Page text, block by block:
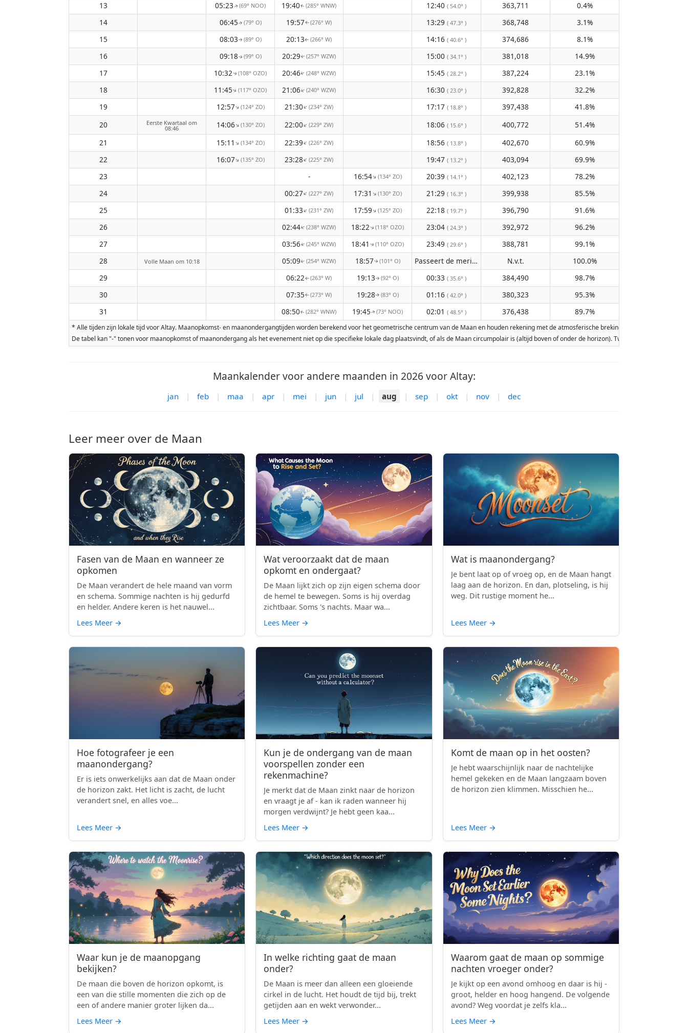
13
05:23↑(69° NOO) 19:40↑(285° WNW) 12:40 ( 54.0° ) 363,711
0.4%
14
06:45↑(79° O) 19:57↑(276° W) 13:29 ( 47.3° ) 368,748
3.1%
15
08:03↑ (89° O) 20:13↑(266° W) 14:16 ( 40.6° ) 374,686
8.1%
16
09:18↑(99° O) 20:29↑(257° WZW) 15:00 ( 34.1° ) 381,018
14.9%
17
10:32↑(108° OZO) 20:46↑(248° WZW) 15:45 ( 28.2° ) 387,224
23.1%
18
11:45↑(117° OZO) 21:06↑(240° WZW) 16:30 ( 23.0° ) 392,828
32.2%
19
12:57↑(124° ZO) 21:30↑(234° ZW) 17:17 ( 18.8° ) 397,438
41.8%
20
Eerste Kwartaal om
08:46 14:06↑(130° ZO) 22:00↑(229° ZW) 18:06 ( 15.6° ) 400,772
51.4%
21
15:11↑(134° ZO) 22:39↑(226° ZW) 18:56 ( 13.8° ) 402,670
60.9%
22
16:07↑(135° ZO) 23:28↑(225° ZW) 19:47 ( 13.2° ) 403,094
69.9%
23
- 16:54↑(134° ZO) 20:39 ( 14.1° ) 402,123
78.2%
24
00:27↑(227° ZW) 17:31↑(130° ZO) 21:29 ( 16.3° ) 399,938
85.5%
25
01:33↑(231° ZW) 17:59↑(125° ZO) 22:18 ( 19.7° ) 396,790
91.6%
26
02:44↑(238° WZW) 18:22↑(118° OZO) 23:04 ( 24.3° ) 392,972
96.2%
27
03:56↑(245° WZW) 18:41 ↑(110° OZO) 23:49 ( 29.6° ) 388,781
99.1%
28
Volle Maan om 10:18 05:09↑(254° WZW) 18:57↑(101° O) Passeert de meridiaan niet ( N.v.t. )
N.v.t.
100.0%
29
06:22↑(263° W) 19:13↑ (92° O) 00:33 ( 35.6° ) 384,490
98.7%
30
07:35↑(273° W) 19:28↑ (83° O) 01:16 ( 42.0° ) 380,323
95.3%
31
08:50↑(282° WNW) 19:45↑(73° NOO) 02:01 ( 48.5° ) 376,438 89.7%
* Alle tijden zijn lokale tijd voor Altay. Maanopkomst- en maanondergangtijden worden berekend voor het geometrische centrum van de Maan en houden rekening met de atmosferische breking van de Aarde. Data
De tabel kan "-" tonen voor maanopkomst of maanondergang als het evenement niet op die specifieke lokale dag plaatsvindt, of als de Maan circumpolair is (altijd boven of onder de horizon). Twee maanopkomsten
Maankalender voor andere maanden in 2026 voor Altay:
jan | feb | maa | apr | mei | jun | jul | aug | sep | okt | nov | dec
Leer meer over de Maan
Fasen van de Maan en wanneer ze
opkomen
De Maan verandert de hele maand van vorm
en schema. Sommige nachten is hij gedurfd
en helder. Andere keren is het nauwel...
Lees Meer →
Wat veroorzaakt dat de maan
opkomt en ondergaat?
De Maan lijkt zich op zijn eigen schema door
de hemel te bewegen. Soms is hij overdag
zichtbaar. Soms 's nachts. Maar wa...
Lees Meer →
Wat is maanondergang?
Je bent laat op of vroeg op, en de Maan hangt
laag aan de horizon. En dan, plotseling, is hij
weg. Dit rustige moment he...
Lees Meer →
Hoe fotografeer je een
maanondergang?
Er is iets onwerkelijks aan dat de Maan onder
de horizon zakt. Het licht is zacht, de lucht
verandert snel, en alles voe...
Lees Meer →
Kun je de ondergang van de maan
voorspellen zonder een
rekenmachine?
Je merkt dat de Maan zinkt naar de horizon
en vraagt je af - kan ik raden wanneer hij
morgen verdwijnt? Je hebt geen kaa...
Lees Meer →
Komt de maan op in het oosten?
Je hebt waarschijnlijk naar de nachtelijke
hemel gekeken en de Maan langzaam boven
de horizon zien klimmen. Misschien he...
Lees Meer →
Waar kun je de maanopgang
bekijken?
De maan die boven de horizon opkomt, is
een van die stille momenten die zich op de
een of andere manier groter lijken da...
Lees Meer →
In welke richting gaat de maan
onder?
De Maan is meer dan alleen een gloeiende
cirkel in de lucht. Het houdt de tijd bij, trekt
getijden aan en wekt verwonder...
Lees Meer →
Waarom gaat de maan op sommige
nachten vroeger onder?
Je kijkt op een avond omhoog en daar is hij -
groot, helder en hoog hangend. De volgende
avond? Weg voordat je zelfs kla...
Lees Meer →